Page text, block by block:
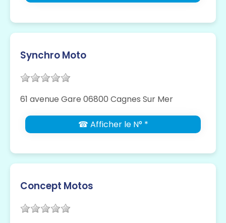
Synchro Moto
61 avenue Gare 06800 Cagnes Sur Mer
☎ Afficher le N° *
Concept Motos